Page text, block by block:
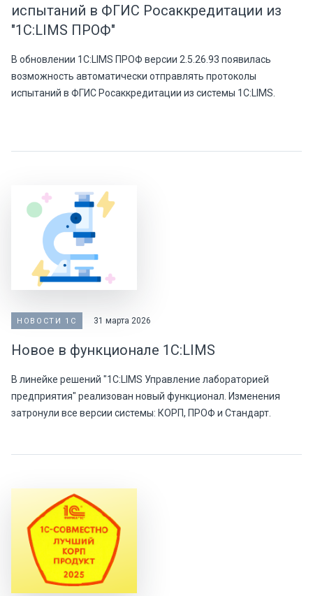
испытаний в ФГИС Росаккредитации из
"1С:LIMS ПРОФ"
В обновлении 1С:LIMS ПРОФ версии 2.5.26.93 появилась
возможность автоматически отправлять протоколы
испытаний в ФГИС Росаккредитации из системы 1С:LIMS.
НОВОСТИ 1С 31 марта 2026
Новое в функционале 1С:LIMS
В линейке решений "1С:LIMS Управление лабораторией
предприятия" реализован новый функционал. Изменения
затронули все версии системы: КОРП, ПРОФ и Стандарт.